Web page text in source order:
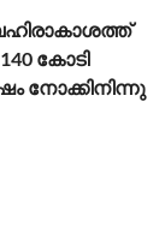
കോടി
നോക്കിനിന്നു